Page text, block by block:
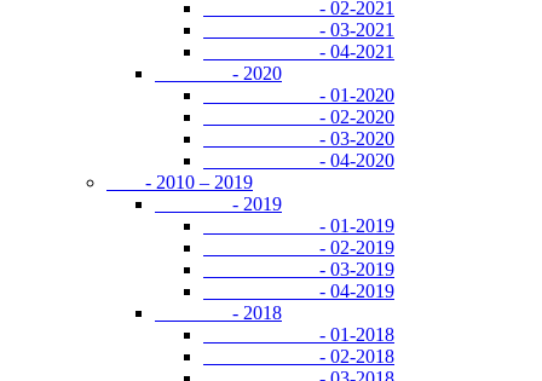
- 02-2021
- 03-2021
- 04-2021
- 2020
- 01-2020
- 02-2020
- 03-2020
- 04-2020
- 2010 – 2019
- 2019
- 01-2019
- 02-2019
- 03-2019
- 04-2019
- 2018
- 01-2018
- 02-2018